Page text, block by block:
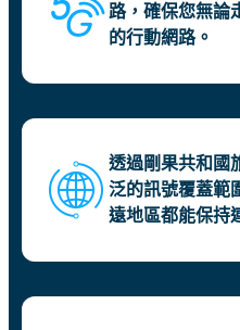
路，確保您無論
的行動網路。
透過剛果共和國
泛的訊號覆蓋範
遠地區都能保持